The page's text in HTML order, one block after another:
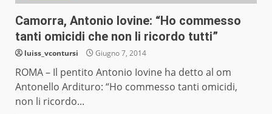
Camorra, Antonio Iovine: “Ho commesso
tanti omicidi che non li ricordo tutti”
luiss_vcontursi Giugno 7, 2014
ROMA – Il pentito Antonio Iovine ha detto al om
Antonello Ardituro: “Ho commesso tanti omicidi,
non li ricordo...